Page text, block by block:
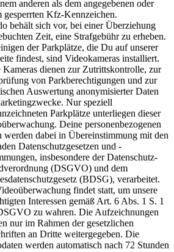
anderen als dem angegebenen oder
gesperrten Kfz-Kennzeichen.
behält sich vor, bei einer Überziehung
Zeit, eine Strafgebühr zu erheben.
der Parkplätze, die Du auf unserer
findest, sind Videokameras installiert.
Kameras dienen zur Zutrittskontrolle, zur
von Parkberechtigungen und zur
Auswertung anonymisierter Daten
Nur speziell
Parkplätze unterliegen dieser
Deine personenbezogenen
werden dabei in Übereinstimmung mit den
Datenschutzgesetzen und -
insbesondere der Datenschutz-
(DSGVO) und dem
(BDSG), verarbeitet.
findet statt, um unsere
Interessen gemäß Art. 6 Abs. 1 S. 1
zu wahren. Die Aufzeichnungen
nur im Rahmen der gesetzlichen
an Dritte weitergegeben. Die
werden automatisch nach 72 Stunden